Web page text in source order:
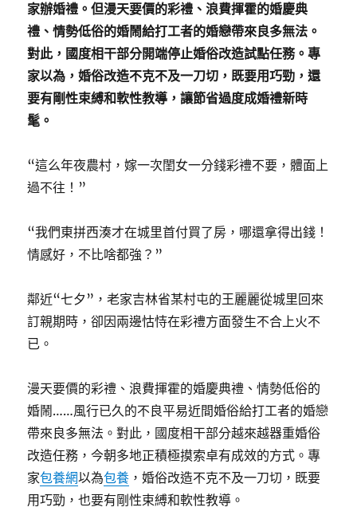
家辦婚禮。但漫天要價的彩禮、浪費揮霍的婚慶典
禮、情勢低俗的婚鬧給打工者的婚戀帶來良多無法。
對此，國度相干部分開端停止婚俗改造試點任務。專
家以為，婚俗改造不克不及一刀切，既要用巧勁，還
要有剛性束縛和軟性教導，讓節省過度成婚禮新時
髦。
“這么年夜農村，嫁一次閨女一分錢彩禮不要，體面上
過不往！”
“我們東拼西湊才在城里首付買了房，哪還拿得出錢！
情感好，不比啥都強？”
鄰近“七夕”，老家吉林省某村屯的王麗麗從城里回來
訂親期時，卻因兩邊怙恃在彩禮方面發生不合上火不
已。
漫天要價的彩禮、浪費揮霍的婚慶典禮、情勢低俗的
婚鬧……風行已久的不良平易近間婚俗給打工者的婚戀
帶來良多無法。對此，國度相干部分越來越器重婚俗
改造任務，今朝多地正積極摸索卓有成效的方式。專
家包養網以為包養 ，婚俗改造不克不及一刀切，既要
用巧勁，也要有剛性束縛和軟性教導。